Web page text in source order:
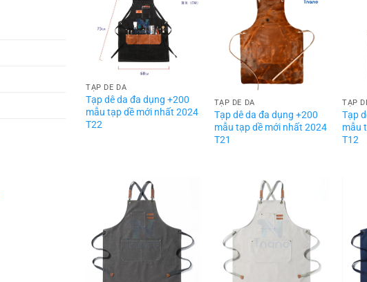
TẠP DỀ DA
Tạp dê da đa dụng +200
mẫu tạp dề mới nhất 2024
T22
TẠP DỀ DA
Tạp dê da đa dụng +200
mẫu tạp dề mới nhất 2024
T21
TẠP
Tạp
mẫu
T12